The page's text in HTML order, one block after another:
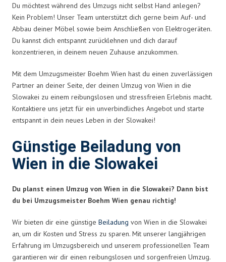
Du möchtest während des Umzugs nicht selbst Hand anlegen?
Kein Problem! Unser Team unterstützt dich gerne beim Auf- und
Abbau deiner Möbel sowie beim Anschließen von Elektrogeräten.
Du kannst dich entspannt zurücklehnen und dich darauf
konzentrieren, in deinem neuen Zuhause anzukommen.
Mit dem Umzugsmeister Boehm Wien hast du einen zuverlässigen
Partner an deiner Seite, der deinen Umzug von Wien in die
Slowakei zu einem reibungslosen und stressfreien Erlebnis macht.
Kontaktiere uns jetzt für ein unverbindliches Angebot und starte
entspannt in dein neues Leben in der Slowakei!
Günstige Beiladung von
Wien in die Slowakei
Du planst einen Umzug von Wien in die Slowakei? Dann bist
du bei Umzugsmeister Boehm Wien genau richtig!
Wir bieten dir eine günstige Beiladung von Wien in die Slowakei
an, um dir Kosten und Stress zu sparen. Mit unserer langjährigen
Erfahrung im Umzugsbereich und unserem professionellen Team
garantieren wir dir einen reibungslosen und sorgenfreien Umzug.